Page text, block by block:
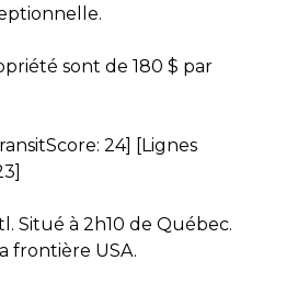
sont de 180 $ par
24] [Lignes
Situé à 2h10 de Québec.
frontière USA.